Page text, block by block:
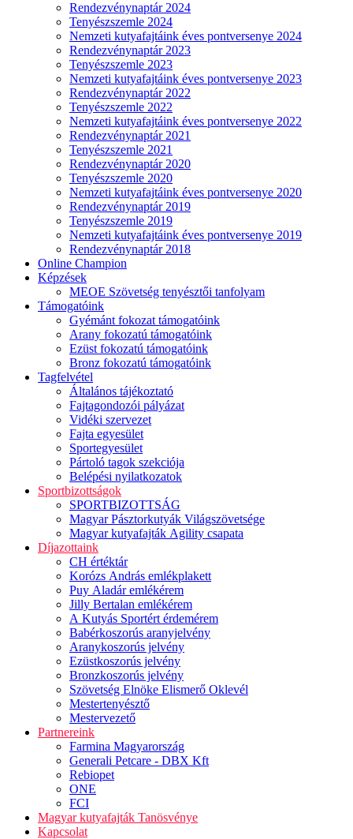
Rendezvénynaptár 2024
Tenyészszemle 2024
Nemzeti kutyafajtáink éves pontversenye 2024
Rendezvénynaptár 2023
Tenyészszemle 2023
Nemzeti kutyafajtáink éves pontversenye 2023
Rendezvénynaptár 2022
Tenyészszemle 2022
Nemzeti kutyafajtáink éves pontversenye 2022
Rendezvénynaptár 2021
Tenyészszemle 2021
Rendezvénynaptár 2020
Tenyészszemle 2020
Nemzeti kutyafajtáink éves pontversenye 2020
Rendezvénynaptár 2019
Tenyészszemle 2019
Nemzeti kutyafajtáink éves pontversenye 2019
Rendezvénynaptár 2018
Online Champion
Képzések
MEOE Szövetség tenyésztői tanfolyam
Támogatóink
Gyémánt fokozat támogatóink
Arany fokozatú támogatóink
Ezüst fokozatú támogatóink
Bronz fokozatú támogatóink
Tagfelvétel
Általános tájékoztató
Fajtagondozói pályázat
Vidéki szervezet
Fajta egyesület
Sportegyesület
Pártoló tagok szekciója
Belépési nyilatkozatok
Sportbizottságok
SPORTBIZOTTSÁG
Magyar Pásztorkutyák Világszövetsége
Magyar kutyafajták Agility csapata
Díjazottaink
CH értéktár
Korózs András emlékplakett
Puy Aladár emlékérem
Jilly Bertalan emlékérem
A Kutyás Sportért érdemérem
Babérkoszorús aranyjelvény
Aranykoszorús jelvény
Ezüstkoszorús jelvény
Bronzkoszorús jelvény
Szövetség Elnöke Elismerő Oklevél
Mestertenyésztő
Mestervezető
Partnereink
Farmina Magyarország
Generali Petcare - DBX Kft
Rebiopet
ONE
FCI
Magyar kutyafajták Tanösvénye
Kapcsolat